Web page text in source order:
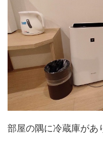
部屋の隅に冷蔵庫があ